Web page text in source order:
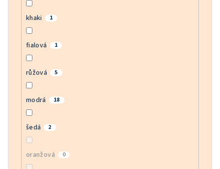
khaki 1
fialová 1
růžová 5
modrá 18
šedá 2
oranžová 0